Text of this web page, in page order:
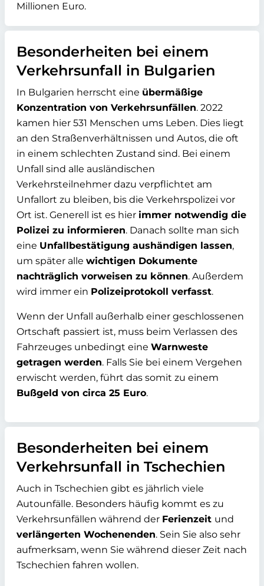
Millionen Euro.
Besonderheiten bei einem
Verkehrsunfall in Bulgarien
In Bulgarien herrscht eine übermäßige
Konzentration von Verkehrsunfällen. 2022
kamen hier 531 Menschen ums Leben. Dies liegt
an den Straßenverhältnissen und Autos, die oft
in einem schlechten Zustand sind. Bei einem
Unfall sind alle ausländischen
Verkehrsteilnehmer dazu verpflichtet am
Unfallort zu bleiben, bis die Verkehrspolizei vor
Ort ist. Generell ist es hier immer notwendig die
Polizei zu informieren. Danach sollte man sich
eine Unfallbestätigung aushändigen lassen,
um später alle wichtigen Dokumente
nachträglich vorweisen zu können. Außerdem
wird immer ein Polizeiprotokoll verfasst.
Wenn der Unfall außerhalb einer geschlossenen
Ortschaft passiert ist, muss beim Verlassen des
Fahrzeuges unbedingt eine Warnweste
getragen werden. Falls Sie bei einem Vergehen
erwischt werden, führt das somit zu einem
Bußgeld von circa 25 Euro.
Besonderheiten bei einem
Verkehrsunfall in Tschechien
Auch in Tschechien gibt es jährlich viele
Autounfälle. Besonders häufig kommt es zu
Verkehrsunfällen während der Ferienzeit und
verlängerten Wochenenden. Sein Sie also sehr
aufmerksam, wenn Sie während dieser Zeit nach
Tschechien fahren wollen.